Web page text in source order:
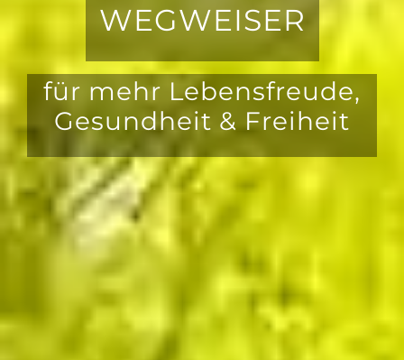
WEGWEISER
für mehr Lebensfreude,
Gesundheit & Freiheit